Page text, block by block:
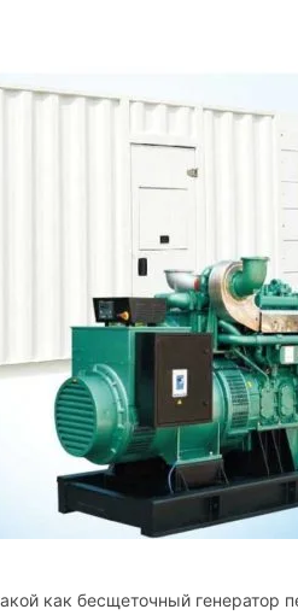
как бесщеточный генератор